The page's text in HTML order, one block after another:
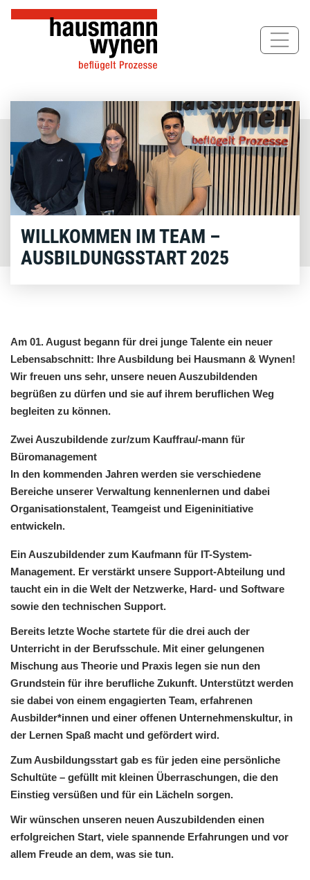
Direkt
WILLKOMMEN IM TEAM –
AUSBILDUNGSSTART 2025
Am 01. August begann für drei junge Talente ein neuer
Lebensabschnitt:
Ihre Ausbildung bei Hausmann & Wynen!
Wir freuen uns sehr, unsere neuen Auszubildenden
begrüßen zu dürfen und sie auf ihrem beruflichen Weg
begleiten zu können.
Zwei Auszubildende zur/zum Kauffrau/-mann für
Büromanagement
In den kommenden Jahren werden sie verschiedene
Bereiche unserer Verwaltung kennenlernen und dabei
Organisationstalent, Teamgeist und Eigeninitiative
entwickeln.
Ein Auszubildender zum Kaufmann für IT-System-
Management. Er verstärkt unsere Support-Abteilung und
taucht ein in die Welt der Netzwerke, Hard- und Software
sowie den technischen Support.
Bereits letzte Woche startete für die drei auch der
Unterricht in der Berufsschule. Mit einer gelungenen
Mischung aus Theorie und Praxis legen sie nun den
Grundstein für ihre berufliche Zukunft. Unterstützt werden
sie dabei von einem engagierten Team, erfahrenen
Ausbilder*innen und einer offenen Unternehmenskultur, in
der Lernen Spaß macht und gefördert wird.
Zum Ausbildungsstart gab es für jeden eine persönliche
Schultüte – gefüllt mit kleinen Überraschungen, die den
Einstieg versüßen und für ein Lächeln sorgen.
Wir wünschen unseren neuen Auszubildenden einen
erfolgreichen Start, viele spannende Erfahrungen und vor
allem Freude an dem, was sie tun.